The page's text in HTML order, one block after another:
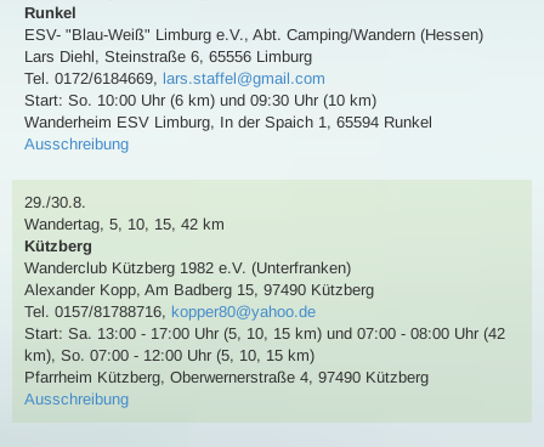
Runkel
ESV- "Blau-Weiß" Limburg e.V., Abt. Camping/Wandern (Hessen)
Lars Diehl, Steinstraße 6, 65556 Limburg
Tel. 0172/6184669, lars.staffel@gmail.com
Start: So. 10:00 Uhr (6 km) und 09:30 Uhr (10 km)
Wanderheim ESV Limburg, In der Spaich 1, 65594 Runkel
Ausschreibung
29./30.8.
Wandertag, 5, 10, 15, 42 km
Kützberg
Wanderclub Kützberg 1982 e.V. (Unterfranken)
Alexander Kopp, Am Badberg 15, 97490 Kützberg
Tel. 0157/81788716, kopper80@yahoo.de
Start: Sa. 13:00 - 17:00 Uhr (5, 10, 15 km) und 07:00 - 08:00 Uhr (42
km), So. 07:00 - 12:00 Uhr (5, 10, 15 km)
Pfarrheim Kützberg, Oberwernerstraße 4, 97490 Kützberg
Ausschreibung